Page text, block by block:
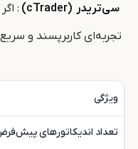
سی‌تریدر (cTrader)
تجربه‌ای کاربرپسند و
ویژگی
تعداد اندیکاتورهای